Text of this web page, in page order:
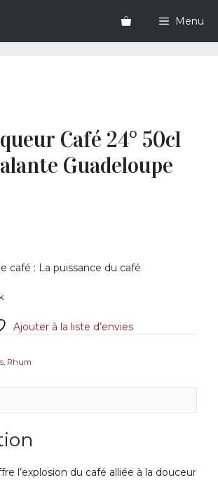
Menu
Café 24° 50cl
Guadeloupe
café : La puissance du café
Ajouter à la liste d’envies
, Rhum
l’explosion du café alliée à la douceur